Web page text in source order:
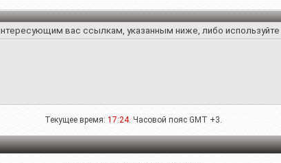
вас ссылкам, указанным ниже, либо
Текущее время: 17:24. Часовой пояс GMT +3.